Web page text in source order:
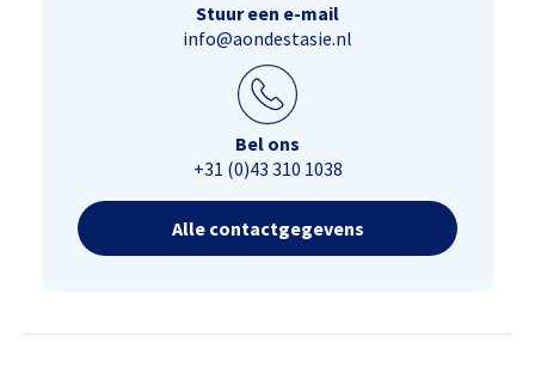
Stuur een e-mail
info@aondestasie.nl
Bel ons
+31 (0)43 310 1038
Alle contactgegevens